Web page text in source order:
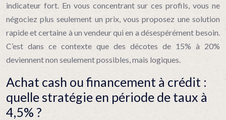
indicateur fort. En vous concentrant sur ces profils, vous ne
négociez plus seulement un prix, vous proposez une solution
rapide et certaine à un vendeur qui en a désespérément besoin.
C’est dans ce contexte que des décotes de 15% à 20%
deviennent non seulement possibles, mais logiques.
Achat cash ou financement à crédit :
quelle stratégie en période de taux à
4,5% ?